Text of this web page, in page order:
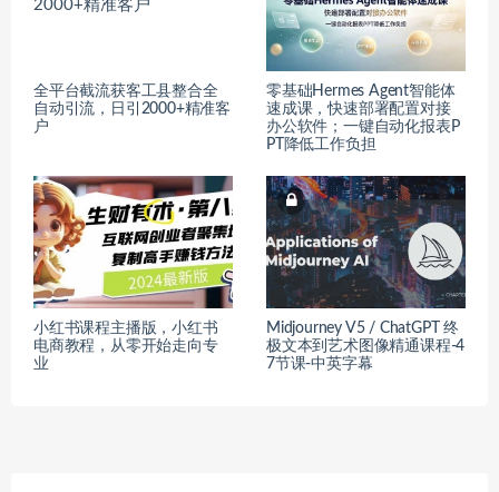
全平台截流获客工县整合全
自动引流，日引2000+精准客
户
零基础Hermes Agent智能体
速成课，快速部署配置对接
办公软件；一键自动化报表P
PT降低工作负担
小红书课程主播版，小红书
电商教程，从零开始走向专
业
Midjourney V5 / ChatGPT 终
极文本到艺术图像精通课程-4
7节课-中英字幕